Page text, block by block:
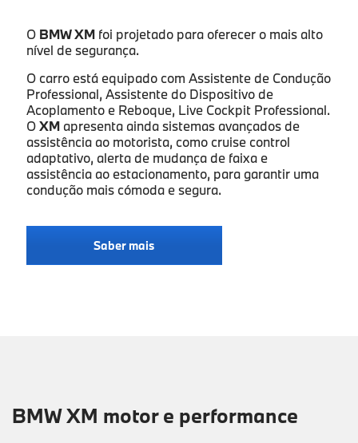
O BMW XMfoi projetado para oferecer o mais alto
nível de segurança.
O carro está equipado com Assistente de Condução
Professional, Assistente do Dispositivo de
Acoplamento e Reboque, Live Cockpit Professional.
OXMapresenta ainda sistemas avançados de
assistência ao motorista, como cruise control
adaptativo, alerta de mudança de faixa e
assistência ao estacionamento, para garantir uma
condução mais cómoda e segura.
Saber mais
BMW XM motor e performance